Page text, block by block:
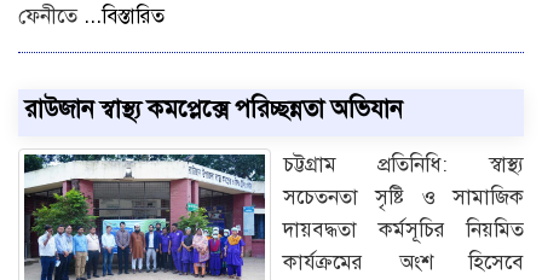
ফেনীতে ...বিস্তারিত
রাউজান স্বাস্থ্য কমপ্লেক্সে পরিচ্ছন্নতা অভিযান
চট্টগ্রাম প্রতিনিধি: স্বাস্থ্য
সচেতনতা সৃষ্টি ও সামাজিক
দায়বদ্ধতা কর্মসূচির নিয়মিত
কার্যক্রমের অংশ হিসেবে